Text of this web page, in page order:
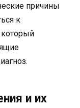
причины
к
и их